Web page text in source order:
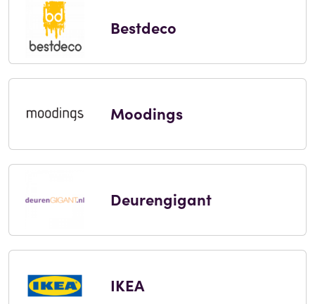
Bestdeco
Moodings
Deurengigant
IKEA